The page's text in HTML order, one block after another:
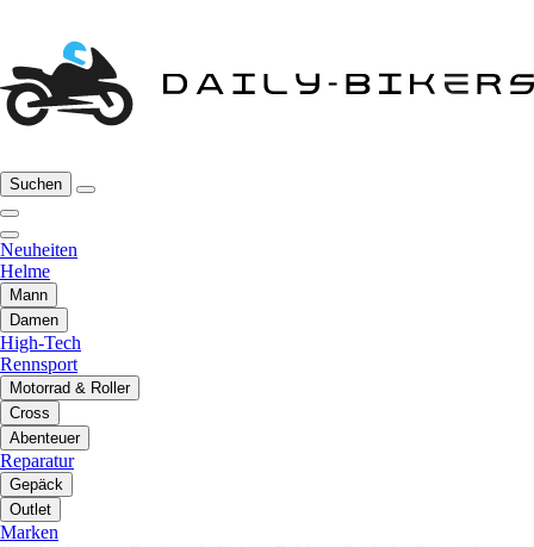
Suchen
Neuheiten
Helme
Mann
Damen
High-Tech
Rennsport
Motorrad & Roller
Cross
Abenteuer
Reparatur
Gepäck
Outlet
Marken